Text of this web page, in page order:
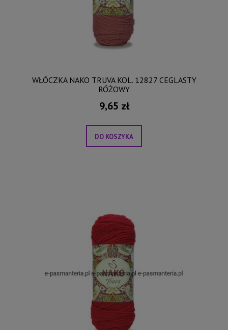
WŁÓCZKA NAKO TRUVA KOL. 12827 CEGLASTY
RÓŻOWY
9,65 zł
DO KOSZYKA